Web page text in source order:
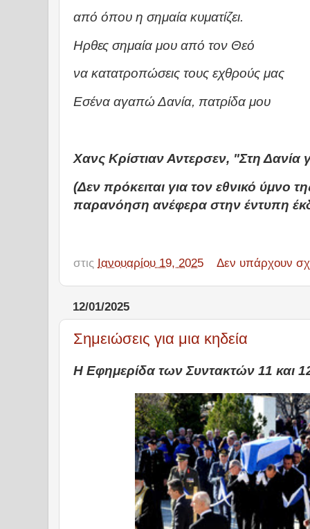
από όπου η σημαία κυματίζει.
Ηρθες σημαία μου από τον Θεό
να κατατροπώσεις τους εχθρούς μας
Εσένα αγαπώ Δανία, πατρίδα μου
Χανς Κρίστιαν Αντερσεν, "Στη
(Δεν πρόκειται για τον εθνικό ύμνο
παρανόηση ανέφερα στην έντυπη
στις Ιανουαρίου 19, 2025 Δεν υπάρχουν
12/01/2025
Σημειώσεις για μια κηδεία
Η Εφημερίδα των Συντακτών 11 και